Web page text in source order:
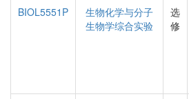
BIOL5551P
生物化学与分子
生物学综合实验
选
修